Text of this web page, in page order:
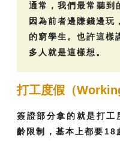
通常，我們最常聽
因為前者邊賺錢邊玩
的窮學生。也許這樣
多人就是這樣想。
打工度假（
簽證部分拿的就是打工
齡限制，基本上都要18